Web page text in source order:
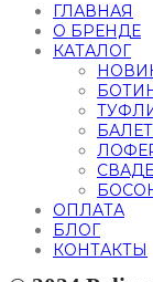
ГЛАВНАЯ
О БРЕНДЕ
КАТАЛОГ
ОПЛАТА
БЛОГ
КОНТАКТЫ